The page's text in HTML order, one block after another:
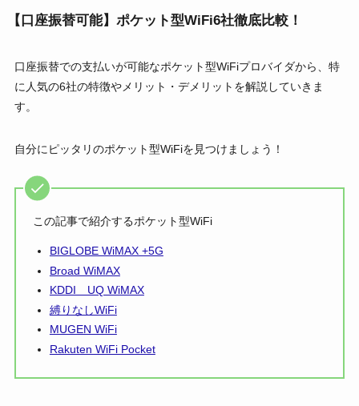
【口座振替可能】ポケット型WiFi6社徹底比較！
口座振替での支払いが可能なポケット型WiFiプロバイダから、特
に人気の6社の特徴やメリット・デメリットを解説していきま
す。
自分にピッタリのポケット型WiFiを見つけましょう！
この記事で紹介するポケット型WiFi
BIGLOBE WiMAX +5G
Broad WiMAX
KDDI UQ WiMAX
縛りなしWiFi
MUGEN WiFi
Rakuten WiFi Pocket